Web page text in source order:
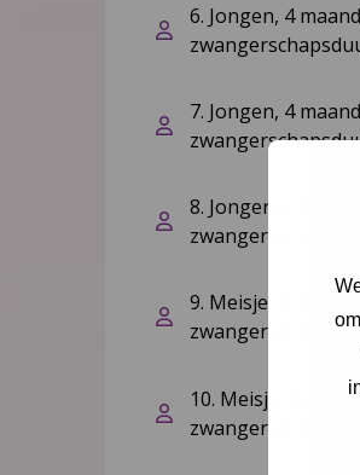
6. Jongen, 4
7. Jongen, 4
8. Jongen, 6
9. Meisje, 8
10. Meisje, 9